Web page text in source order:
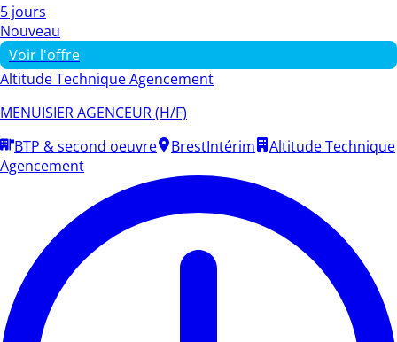
5 jours
Nouveau
Voir l'offre
Altitude Technique Agencement
MENUISIER AGENCEUR (H/F)
BTP & second oeuvre
BrestIntérim
Altitude Technique
Agencement